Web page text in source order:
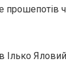
прошепотів
Яловий